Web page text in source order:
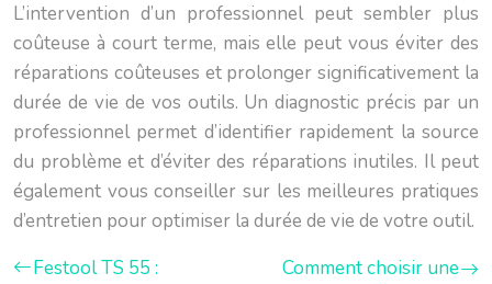
L’intervention d’un professionnel peut sembler plus
coûteuse à court terme, mais elle peut vous éviter des
réparations coûteuses et prolonger significativement la
durée de vie de vos outils. Un diagnostic précis par un
professionnel permet d’identifier rapidement la source
du problème et d’éviter des réparations inutiles. Il peut
également vous conseiller sur les meilleures pratiques
d’entretien pour optimiser la durée de vie de votre outil.
Festool TS 55 :
Comment choisir une